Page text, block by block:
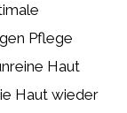
Pflege
Haut
Haut wieder